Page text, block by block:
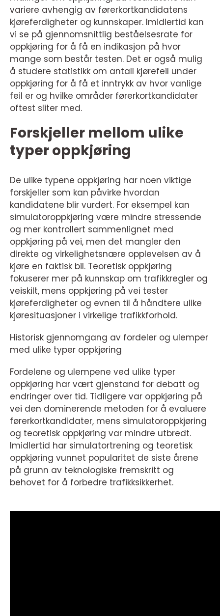
variere avhengig av førerkortkandidatens
kjøreferdigheter og kunnskaper. Imidlertid kan
vi se på gjennomsnittlig beståelsesrate for
oppkjøring for å få en indikasjon på hvor
mange som består testen. Det er også mulig
å studere statistikk om antall kjørefeil under
oppkjøring for å få et inntrykk av hvor vanlige
feil er og hvilke områder førerkortkandidater
oftest sliter med.
Forskjeller mellom ulike
typer oppkjøring
De ulike typene oppkjøring har noen viktige
forskjeller som kan påvirke hvordan
kandidatene blir vurdert. For eksempel kan
simulatoroppkjøring være mindre stressende
og mer kontrollert sammenlignet med
oppkjøring på vei, men det mangler den
direkte og virkelighetsnære opplevelsen av å
kjøre en faktisk bil. Teoretisk oppkjøring
fokuserer mer på kunnskap om trafikkregler og
veiskilt, mens oppkjøring på vei tester
kjøreferdigheter og evnen til å håndtere ulike
kjøresituasjoner i virkelige trafikkforhold.
Historisk gjennomgang av fordeler og ulemper
med ulike typer oppkjøring
Fordelene og ulempene ved ulike typer
oppkjøring har vært gjenstand for debatt og
endringer over tid. Tidligere var oppkjøring på
vei den dominerende metoden for å evaluere
førerkortkandidater, mens simulatoroppkjøring
og teoretisk oppkjøring var mindre utbredt.
Imidlertid har simulatortrening og teoretisk
oppkjøring vunnet popularitet de siste årene
på grunn av teknologiske fremskritt og
behovet for å forbedre trafikksikkerhet.